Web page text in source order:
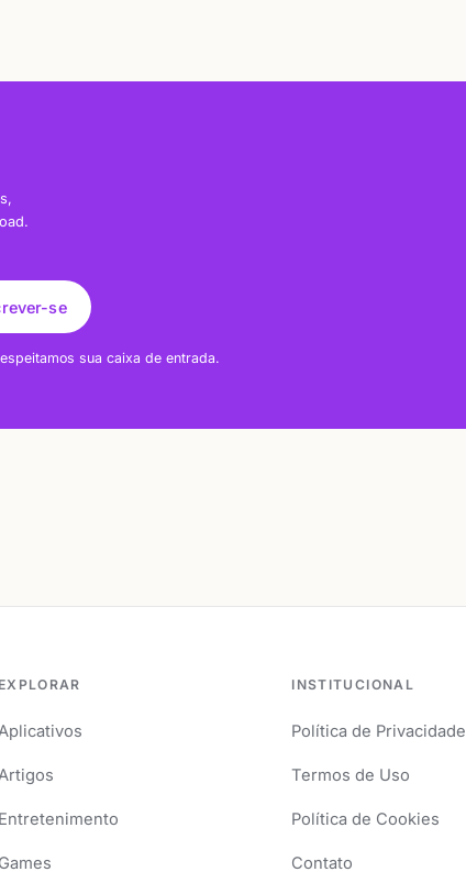
se
sua caixa de entrada.
EXPLORAR
Entretenimento
Games
INSTITUCIONAL
Política de Privacidade
Termos de Uso
Política de Cookies
Contato